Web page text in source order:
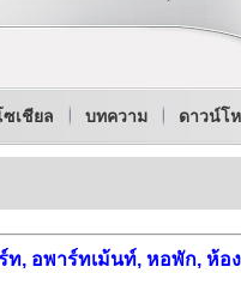
ซเชียล บทความ ดาวน์โ
ท, อพาร์ทเม้นท์, หอพัก, ห้อ